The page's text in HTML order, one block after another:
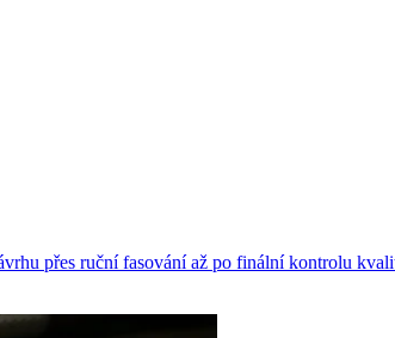
přes ruční fasování až po finální kontrolu